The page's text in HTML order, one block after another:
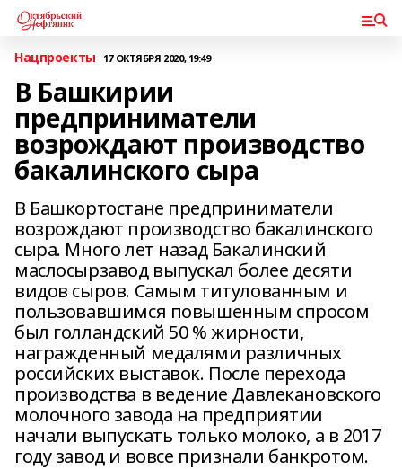
Нацпроекты 17 ОКТЯБРЯ 2020, 19:49
В Башкирии
предприниматели
возрождают производство
бакалинского сыра
В Башкортостане предприниматели
возрождают производство бакалинского
сыра. Много лет назад Бакалинский
маслосырзавод выпускал более десяти
видов сыров. Самым титулованным и
пользовавшимся повышенным спросом
был голландский 50 % жирности,
награжденный медалями различных
российских выставок. После перехода
производства в ведение Давлекановского
молочного завода на предприятии
начали выпускать только молоко, а в 2017
году завод и вовсе признали банкротом.